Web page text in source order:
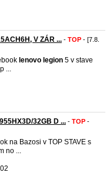
V ZÁR ... - TOP - [7.8.
lenovo legion 5 v stave
...
32GB D ... - TOP -
na Bazosi v TOP STAVE s
no ...